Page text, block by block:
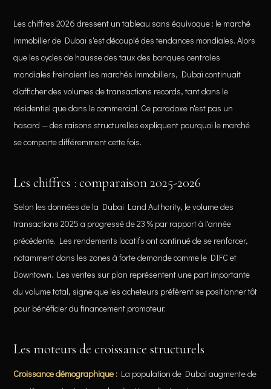
Les chiffres 2026 dressent un tableau sans équivoque : le marché
immobilier de Dubaï s'est découplé des tendances mondiales. Alors
que les cycles de hausse des taux des banques centrales
mondiales freinaient les marchés immobiliers, Dubaï continuait
d'afficher des volumes de transactions records, tant dans le
résidentiel que dans le commercial. Ce paradoxe n'est pas un
hasard — des raisons structurelles expliquent pourquoi le marché
se comporte différemment cette fois.
Les chiffres : comparaison 2025-2026
Selon les données de la Dubai Land Authority, le volume des
transactions 2025 a progressé de 23 % par rapport à l'année
précédente. Les rendements locatifs ont continué de se renforcer,
notamment dans les zones à forte demande comme le DIFC et
Downtown. Les ventes sur plan représentent une part importante
du volume total, signe que les acheteurs préfèrent se positionner tôt
pour bénéficier du financement promoteur.
Les moteurs de croissance structurels
Croissance démographique : La population de Dubaï augmente de